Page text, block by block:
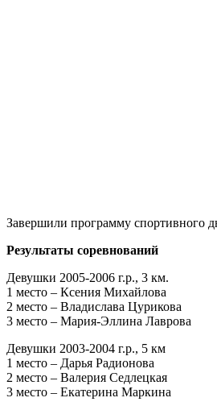
Завершили программу спортивного
Результаты соревнований
Девушки 2005-2006 г.р., 3 км.
1 место – Ксения Михайлова
2 место – Владислава Цурикова
3 место – Мария-Эллина Лаврова
Девушки 2003-2004 г.р., 5 км
1 место – Дарья Радионова
2 место – Валерия Седлецкая
3 место – Екатерина Маркина